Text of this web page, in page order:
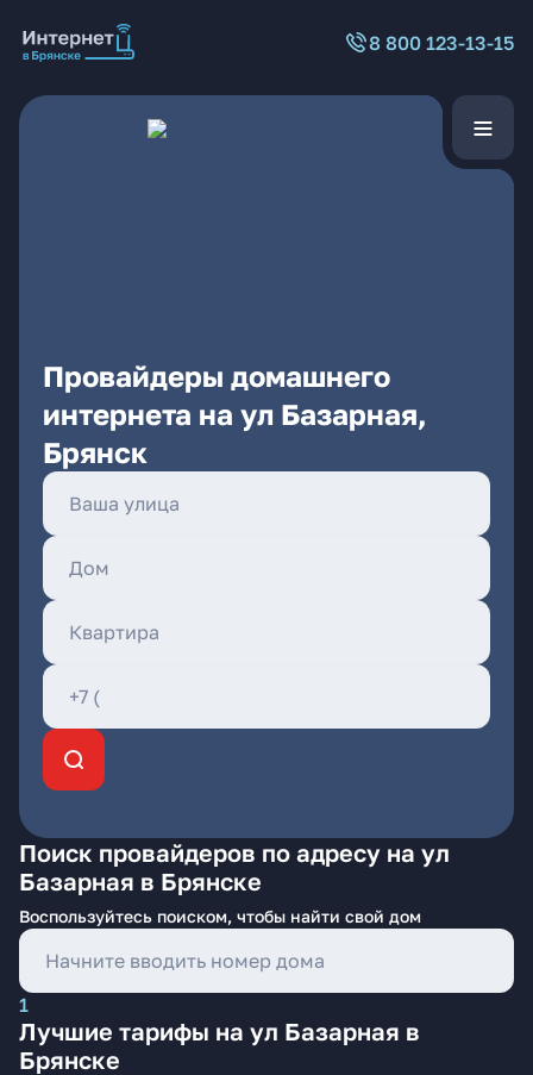
8 800 123-13-15
Провайдеры домашнего
интернета на ул Базарная,
Брянск
Поиск провайдеров по адресу на ул
Базарная в Брянске
Воспользуйтесь поиском, чтобы найти свой дом
1
Лучшие тарифы на ул Базарная в
Брянске